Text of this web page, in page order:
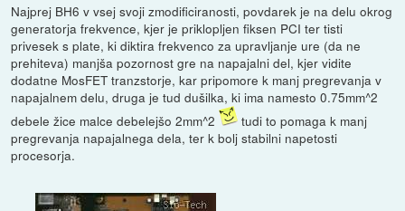
Najprej BH6 v vsej svoji zmodificiranosti, povdarek je na delu okrog
generatorja frekvence, kjer je priklopljen fiksen PCI ter tisti
privesek s plate, ki diktira frekvenco za upravljanje ure (da ne
prehiteva) manjša pozornost gre na napajalni del, kjer vidite
dodatne MosFET tranzstorje, kar pripomore k manj pregrevanja v
napajalnem delu, druga je tud dušilka, ki ima namesto 0.75mm^2
debele žice malce debelejšo 2mm^2
tudi to pomaga k manj
pregrevanja napajalnega dela, ter k bolj stabilni napetosti
procesorja.